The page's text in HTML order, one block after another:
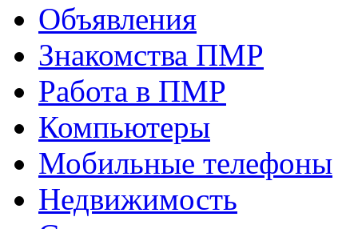
Объявления
Знакомства ПМР
Работа в ПМР
Компьютеры
Мобильные телефоны
Недвижимость